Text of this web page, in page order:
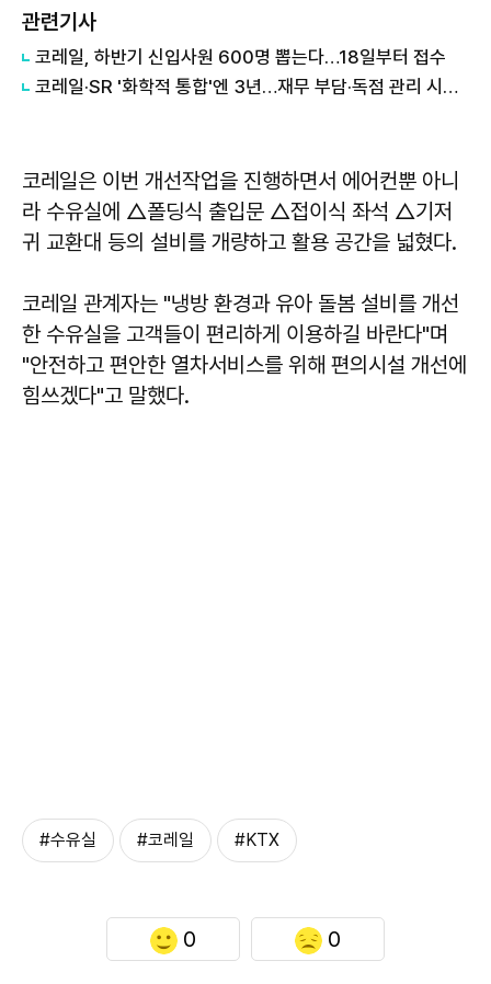
관련기사
코레일, 하반기 신입사원 600명 뽑는다…18일부터 접수
코레일·SR '화학적 통합'엔 3년…재무 부담·독점 관리 시험대
코레일은 이번 개선작업을 진행하면서 에어컨뿐 아니
라 수유실에 △폴딩식 출입문 △접이식 좌석 △기저
귀 교환대 등의 설비를 개량하고 활용 공간을 넓혔다.
코레일 관계자는 "냉방 환경과 유아 돌봄 설비를 개선
한 수유실을 고객들이 편리하게 이용하길 바란다"며
"안전하고 편안한 열차서비스를 위해 편의시설 개선에
힘쓰겠다"고 말했다.
#수유실 #코레일 #KTX
0 0